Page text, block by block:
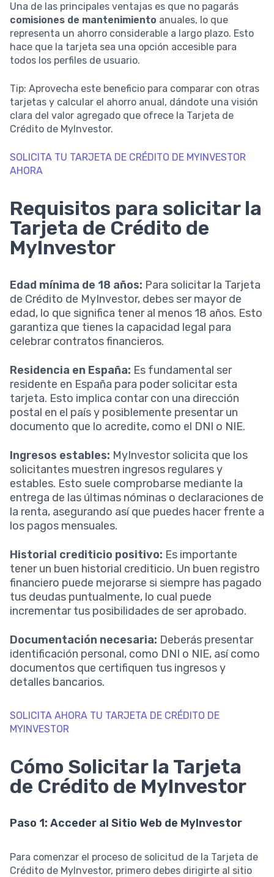
Una de las principales ventajas es que no pagarás
comisiones de mantenimiento anuales, lo que
representa un ahorro considerable a largo plazo. Esto
hace que la tarjeta sea una opción accesible para
todos los perfiles de usuario.
Tip: Aprovecha este beneficio para comparar con otras
tarjetas y calcular el ahorro anual, dándote una visión
clara del valor agregado que ofrece la Tarjeta de
Crédito de MyInvestor.
SOLICITA TU TARJETA DE CRÉDITO DE MYINVESTOR
AHORA
Requisitos para solicitar la
Tarjeta de Crédito de
MyInvestor
Edad mínima de 18 años: Para solicitar la Tarjeta
de Crédito de MyInvestor, debes ser mayor de
edad, lo que significa tener al menos 18 años. Esto
garantiza que tienes la capacidad legal para
celebrar contratos financieros.
Residencia en España: Es fundamental ser
residente en España para poder solicitar esta
tarjeta. Esto implica contar con una dirección
postal en el país y posiblemente presentar un
documento que lo acredite, como el DNI o NIE.
Ingresos estables: MyInvestor solicita que los
solicitantes muestren ingresos regulares y
estables. Esto suele comprobarse mediante la
entrega de las últimas nóminas o declaraciones de
la renta, asegurando así que puedes hacer frente a
los pagos mensuales.
Historial crediticio positivo: Es importante
tener un buen historial crediticio. Un buen registro
financiero puede mejorarse si siempre has pagado
tus deudas puntualmente, lo cual puede
incrementar tus posibilidades de ser aprobado.
Documentación necesaria: Deberás presentar
identificación personal, como DNI o NIE, así como
documentos que certifiquen tus ingresos y
detalles bancarios.
SOLICITA AHORA TU TARJETA DE CRÉDITO DE
MYINVESTOR
Cómo Solicitar la Tarjeta
de Crédito de MyInvestor
Paso 1: Acceder al Sitio Web de MyInvestor
Para comenzar el proceso de solicitud de la Tarjeta de
Crédito de MyInvestor, primero debes dirigirte al sitio